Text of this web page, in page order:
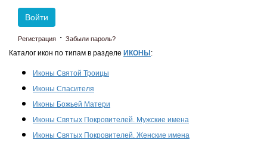
Войти
Регистрация · Забыли пароль?
Каталог икон по типам в разделе ИКОНЫ :
Иконы Святой Троицы
Иконы Спасителя
Иконы Божьей Матери
Иконы Святых Покровителей. Мужские имена
Иконы Святых Покровителей. Женские имена